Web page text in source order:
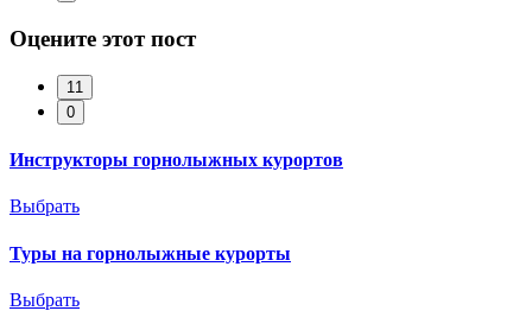
Оцените этот пост
11
0
Инструкторы горнолыжных курортов
Выбрать
Туры на горнолыжные курорты
Выбрать